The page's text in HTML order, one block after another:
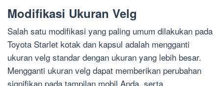
Modifikasi Ukuran Velg
Salah satu modifikasi yang paling umum dilakukan pada
Toyota Starlet kotak dan kapsul adalah mengganti
ukuran velg standar dengan ukuran yang lebih besar.
Mengganti ukuran velg dapat memberikan perubahan
signifikan pada tampilan mobil Anda, serta